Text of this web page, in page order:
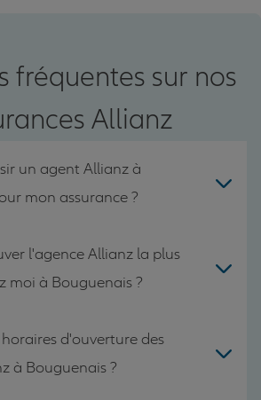
fréquentes sur nos
Allianz
un agent Allianz à
mon assurance ?
l'agence Allianz la plus
moi à Bouguenais ?
d'ouverture des
à Bouguenais ?